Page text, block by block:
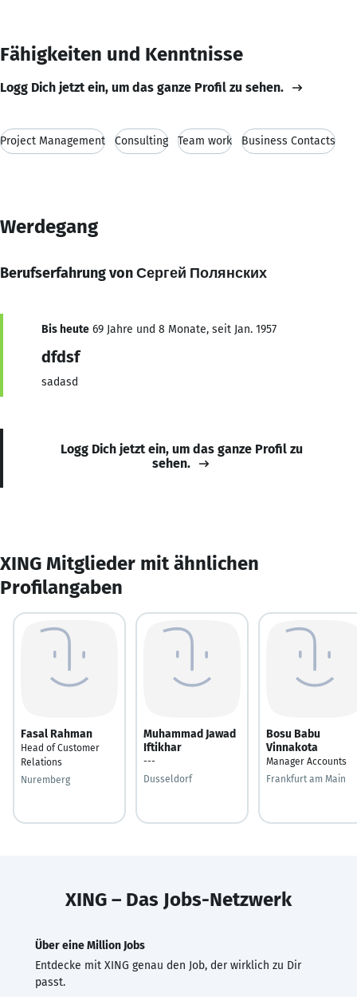
Fähigkeiten und Kenntnisse
Logg Dich jetzt ein, um das ganze Profil zu sehen.
Project Management Consulting Team work Business Contacts
Werdegang
Berufserfahrung von Сергей Полянских
Bis heute 69 Jahre und 8 Monate, seit Jan. 1957
dfdsf
sadasd
Logg Dich jetzt ein, um das ganze Profil zu
sehen.
XING Mitglieder mit ähnlichen
Profilangaben
Fasal Rahman
Head of Customer
Relations
Nuremberg
Muhammad Jawad
Iftikhar
---
Dusseldorf
Bosu Babu
Vinnakota
Manager Accounts
Frankfurt am Main
XING – Das Jobs-Netzwerk
Über eine Million Jobs
Entdecke mit XING genau den Job, der wirklich zu Dir
passt.